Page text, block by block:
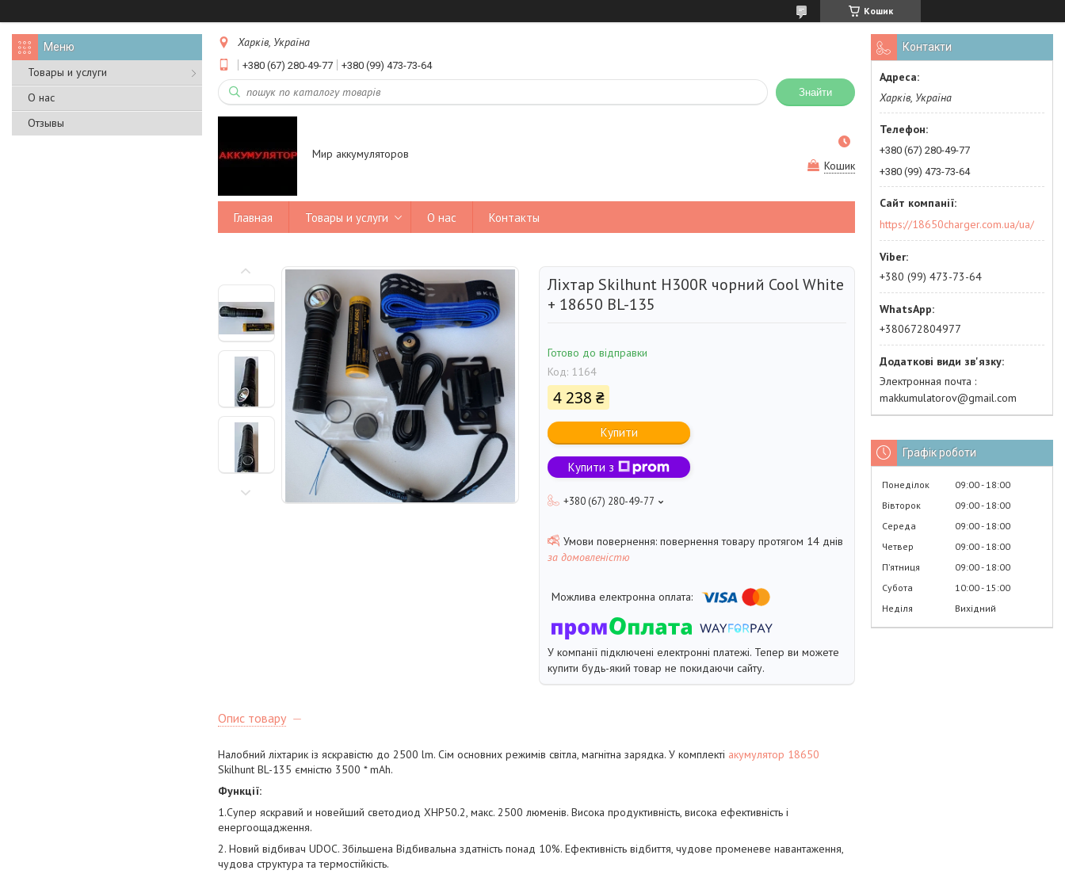
Кошик
Товары и услуги
О нас
Отзывы
Харків, Україна
+380 (67) 280-49-77 +380 (99) 473-73-64
Знайти
Мир аккумуляторов
Кошик
Главная Товары и услуги О нас Контакты
Ліхтар Skilhunt H300R чорний Cool White
+ 18650 BL-135
Готово до відправки
Код: 1164
4 238 ₴
Купити
Купити з
+380 (67) 280-49-77
повернення товару протягом 14 днів
за домовленістю
У компанії підключені електронні платежі. Тепер ви можете
купити будь-який товар не покидаючи сайту.
Опис товару
Налобний ліхтарик із яскравістю до 2500 lm. Сім основних режимів світла, магнітна зарядка. У комплекті акумулятор 18650
Skilhunt BL-135 ємністю 3500 * mAh.
Функції:
1.Супер яскравий и новейший светодиод XHP50.2, макс. 2500 люменів. Висока продуктивність, висока ефективність і
енергоощадження.
2. Новий відбивач UDOC. Збільшена Відбивальна здатність понад 10%. Ефективність відбиття, чудове променеве навантаження,
чудова структура та термостійкість.
Контакти
Харків, Україна
+380 (67) 280-49-77
+380 (99) 473-73-64
https://18650charger.com.ua/ua/
+380 (99) 473-73-64
+380672804977
Электронная почта
makkumulatorov@gmail.com
Графік роботи
Понеділок 09:00 18:00
Вівторок
09:00 18:00
Середа
09:00 18:00
Четвер
09:00 18:00
Пʼятниця
09:00 18:00
Субота
10:00 15:00
Неділя
Вихідний